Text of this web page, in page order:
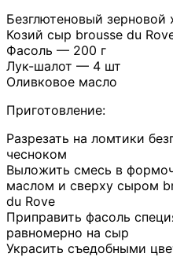
Безглютеновый
Козий сыр brousse du
Фасоль — 200 г
Лук-шалот — 4 шт
Оливковое масло
Приготовление:
Разрезать на ломтики
чесноком
Выложить смесь в
маслом и сверху сыром
du Rove
Приправить фасоль
равномерно на сыр
Украсить съедобными